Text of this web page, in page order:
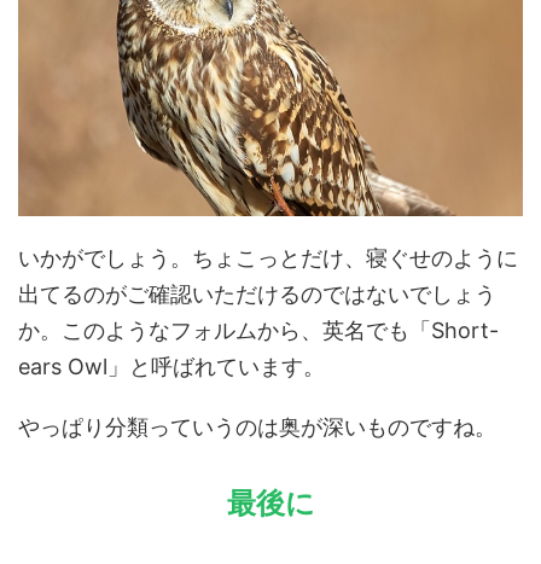
いかがでしょう。ちょこっとだけ、寝ぐせのように
出てるのがご確認いただけるのではないでしょう
か。このようなフォルムから、英名でも「Short-
ears Owl」と呼ばれています。
やっぱり分類っていうのは奥が深いものですね。
最後に